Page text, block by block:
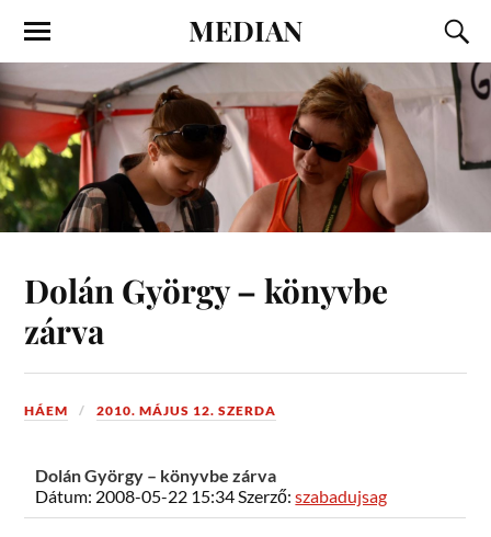
MEDIAN
Dolán György – könyvbe
zárva
HÁEM 2010. MÁJUS 12. SZERDA
Dolán György – könyvbe zárva
Dátum: 2008-05-22 15:34 Szerző:szabadujsag